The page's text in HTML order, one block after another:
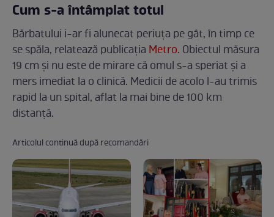
Cum s-a întâmplat totul
Bărbatului i-ar fi alunecat periuța pe gât, în timp ce
se spăla, relatează publicația Metro. Obiectul măsura
19 cm și nu este de mirare că omul s-a speriat și a
mers imediat la o clinică. Medicii de acolo l-au trimis
rapid la un spital, aflat la mai bine de 100 km
distanță.
Articolul continuă după recomandări